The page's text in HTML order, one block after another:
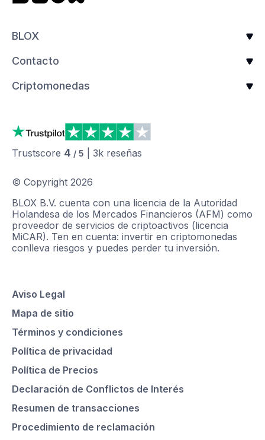
BLOX
Contacto
Criptomonedas
Trustscore 4 / 5 3k reseñas
© Copyright 2026
BLOX B.V. cuenta con una licencia de la Autoridad
Holandesa de los Mercados Financieros (AFM) como
proveedor de servicios de criptoactivos (licencia
MiCAR). Ten en cuenta: invertir en criptomonedas
conlleva riesgos y puedes perder tu inversión.
Aviso Legal
Mapa de sitio
Términos y condiciones
Política de privacidad
Política de Precios
Declaración de Conflictos de Interés
Resumen de transacciones
Procedimiento de reclamación